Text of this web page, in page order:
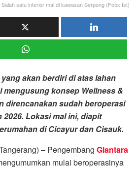
Salah satu interior mal di kawasan Serpong (Foto: Ist)
akan berdiri di atas lahan
mengusung konsep Wellness &
direncanakan sudah beroperasi
Lokasi mal ini, diapit
di Cicayur dan Cisauk.
– Pengembang Giantara
mulai beroperasinya